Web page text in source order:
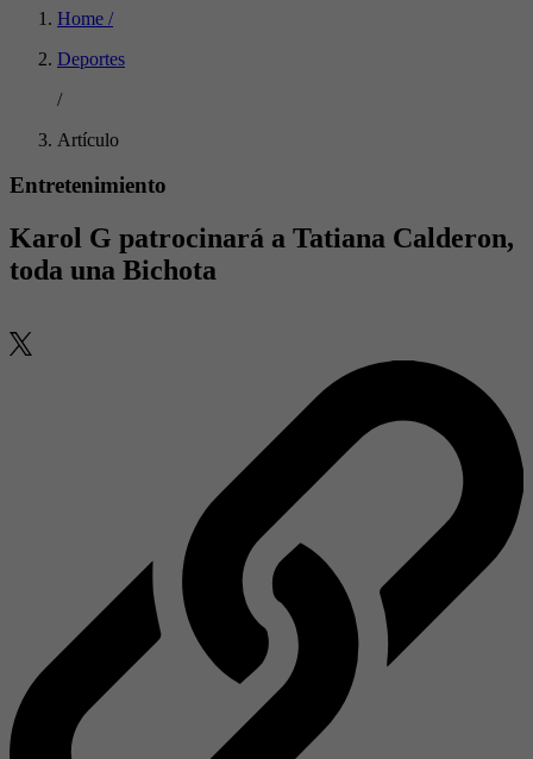
Home /
Deportes
/
Artículo
Entretenimiento
Karol G patrocinará a Tatiana Calderon,
toda una Bichota